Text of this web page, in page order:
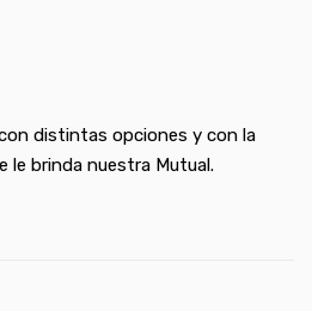
distintas opciones y con la
le brinda nuestra Mutual.